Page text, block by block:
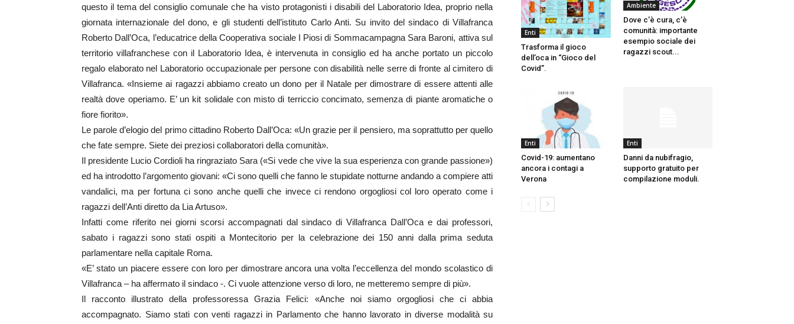
questo il tema del consiglio comunale che ha visto protagonisti i disabili del Laboratorio Idea, proprio nella
giornata internazionale del dono, e gli studenti dell’istituto Carlo Anti. Su invito del sindaco di Villafranca
Roberto Dall’Oca, l’educatrice della Cooperativa sociale I Piosi di Sommacampagna Sara Baroni, attiva sul
territorio villafranchese con il Laboratorio Idea, è intervenuta in consiglio ed ha anche portato un piccolo
regalo elaborato nel Laboratorio occupazionale per persone con disabilità nelle serre di fronte al cimitero di
Villafranca. «Insieme ai ragazzi abbiamo creato un dono per il Natale per dimostrare di essere attenti alle
realtà dove operiamo. E’ un kit solidale con misto di terriccio concimato, semenza di piante aromatiche o
fiore fiorito».
Le parole d’elogio del primo cittadino Roberto Dall’Oca: «Un grazie per il pensiero, ma soprattutto per quello
che fate sempre. Siete dei preziosi collaboratori della comunità».
Il presidente Lucio Cordioli ha ringraziato Sara («Si vede che vive la sua esperienza con grande passione»)
ed ha introdotto l’argomento giovani: «Ci sono quelli che fanno le stupidate notturne andando a compiere atti
vandalici, ma per fortuna ci sono anche quelli che invece ci rendono orgogliosi col loro operato come i
ragazzi dell’Anti diretto da Lia Artuso».
Infatti come riferito nei giorni scorsi accompagnati dal sindaco di Villafranca Dall’Oca e dai professori,
sabato i ragazzi sono stati ospiti a Montecitorio per la celebrazione dei 150 anni dalla prima seduta
parlamentare nella capitale Roma.
«E’ stato un piacere essere con loro per dimostrare ancora una volta l’eccellenza del mondo scolastico di
Villafranca – ha affermato il sindaco -. Ci vuole attenzione verso di loro, ne metteremo sempre di più».
Il racconto illustrato della professoressa Grazia Felici: «Anche noi siamo orgogliosi che ci abbia
accompagnato. Siamo stati con venti ragazzi in Parlamento che hanno lavorato in diverse modalità su
Enti
Trasforma il gioco
dell’oca in “Gioco del
Covid”.
Ambiente
Dove c’è cura, c’è
comunità: importante
esempio sociale dei
ragazzi scout...
Enti
Covid-19: aumentano
ancora i contagi a
Verona
Enti
Danni da nubifragio,
supporto gratuito per
compilazione moduli.